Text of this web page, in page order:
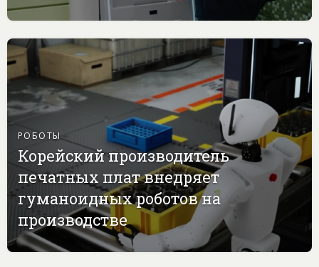
РОБОТЫ
Корейский производитель
печатных плат внедряет
гуманоидных роботов на
производстве